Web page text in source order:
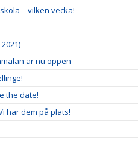
– vilken vecka!
är nu öppen
the date!
har dem på plats!